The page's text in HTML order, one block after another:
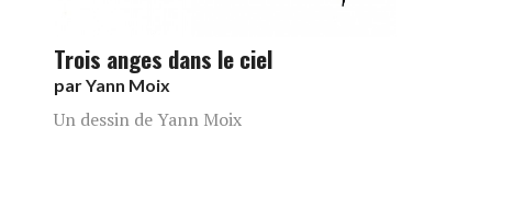
Trois anges dans le ciel
parYann Moix
Un dessin de Yann Moix